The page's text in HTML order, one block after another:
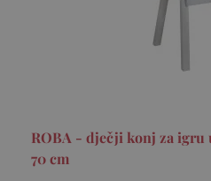
ROBA - dječji konj za igru
70 cm